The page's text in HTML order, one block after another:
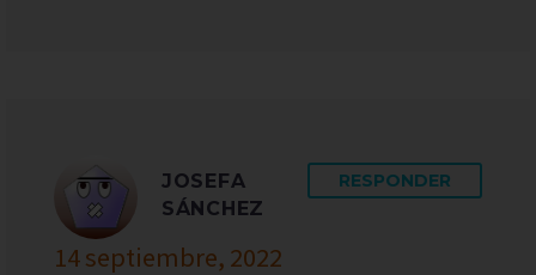
JOSEFA
SÁNCHEZ
14 septiembre, 2022
RESPONDER